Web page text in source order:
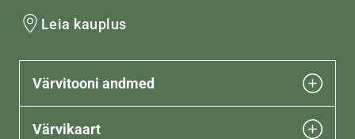
Leia kauplus
Värvitooni andmed
Värvikaart